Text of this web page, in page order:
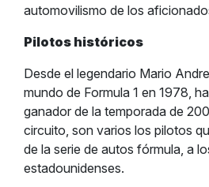
automovilismo de los
Pilotos históricos
Desde el legendario Mario
mundo de Formula 1 en 1978,
ganador de la temporada de
circuito, son varios los pilotos
de la serie de autos fórmula, a
estadounidenses.